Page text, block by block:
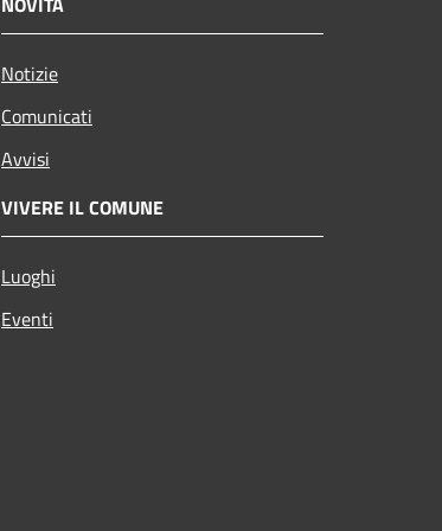
Notizie
Comunicati
Avvisi
VIVERE IL COMUNE
Luoghi
Eventi